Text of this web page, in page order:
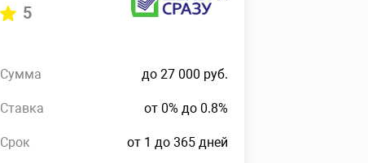
5
Сумма до 27 000 руб.
Ставка от 0% до 0.8%
Срок от 1 до 365 дней